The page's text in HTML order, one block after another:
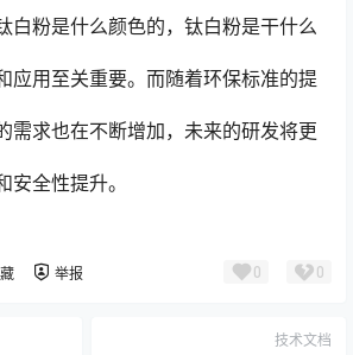
白粉是什么颜色的，钛白粉是干什么
应用至关重要。而随着环保标准的提
需求也在不断增加，未来的研发将更
全性提升。
举报 0 0
技术文档